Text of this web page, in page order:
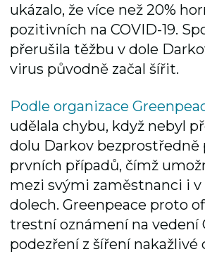
ukázalo, že více než 20%
pozitivních na COVID-19.
přerušila těžbu v dole
virus původně začal šířit.
Podle organizace
udělala chybu, když nebyl
dolu Darkov bezprostředně
prvních případů, čímž
mezi svými zaměstnanci i v
dolech. Greenpeace proto
trestní oznámení na vedení
podezření z šíření nakažlivé